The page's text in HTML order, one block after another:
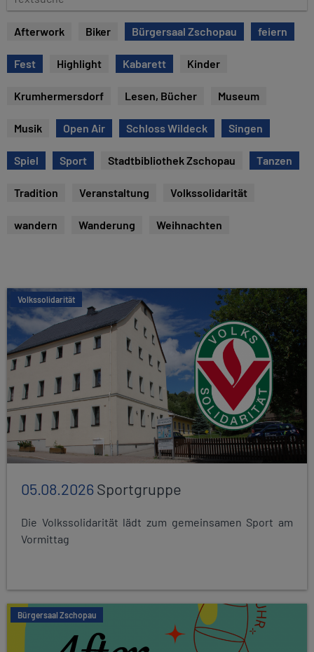
e
s
u
Afterwork Biker Bürgersaal Zschopau feiern
Fest Highlight Kabarett Kinder
Krumhermersdorf Lesen, Bücher Museum
Musik Open Air Schloss Wildeck Singen
Spiel Sport Stadtbibliothek Zschopau Tanzen
Tradition Veranstaltung Volkssolidarität
wandern Wanderung Weihnachten
Volkssolidarität
05.08.2026Sportgruppe
Die Volkssolidarität lädt zum gemeinsamen Sport am
Vormittag
Bürgersaal Zschopau